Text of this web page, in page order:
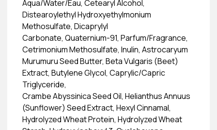
Aqua/Water/Eau, Cetearyl Alcohol,
Distearoylethyl Hydroxyethylmonium
Methosulfate, Dicaprylyl
Carbonate, Quaternium-91, Parfum/Fragrance,
Cetrimonium Methosulfate, Inulin, Astrocaryum
Murumuru Seed Butter, Beta Vulgaris (Beet)
Extract, Butylene Glycol, Caprylic/Capric
Triglyceride,
Crambe Abyssinica Seed Oil, Helianthus Annuus
(Sunflower) Seed Extract, Hexyl Cinnamal,
Hydrolyzed Wheat Protein, Hydrolyzed Wheat